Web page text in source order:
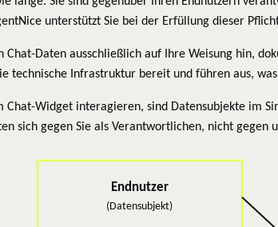
unterstützt Sie bei der Erfüllung dieser
Chat-Daten ausschließlich auf Ihre Weisung hin,
Infrastruktur bereit und führen aus,
Chat-Widget interagieren, sind Datensubjekte im
sich gegen Sie als Verantwortlichen, nicht gegen
Endnutzer
(Datensubjekt)